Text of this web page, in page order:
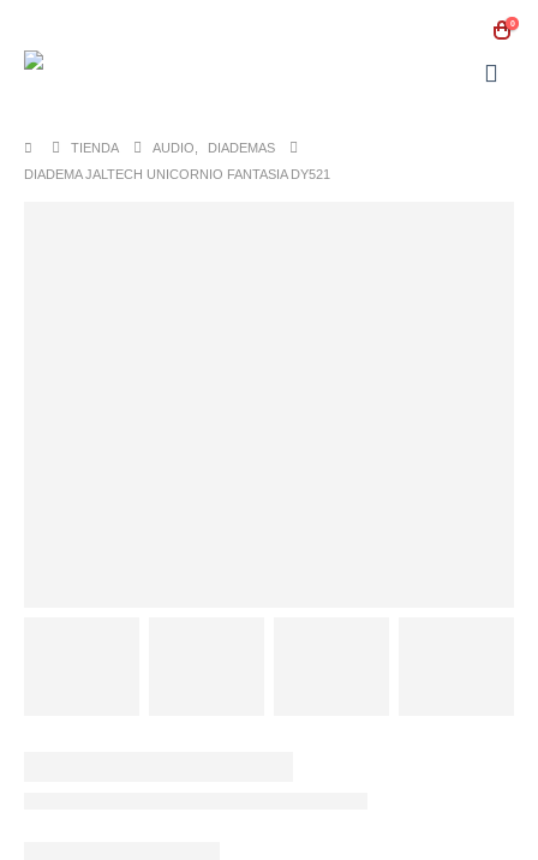
0
TIENDA AUDIO
DIADEMAS
DIADEMA JALTECH UNICORNIO FANTASIA DY521